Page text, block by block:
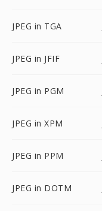
JPEG in TGA
JPEG in JFIF
JPEG in PGM
JPEG in XPM
JPEG in PPM
JPEG in DOTM